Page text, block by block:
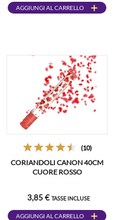
AGGIUNGI AL CARRELLO
(10)
CORIANDOLI CANON 40CM
CUORE ROSSO
3,85 € TASSE INCLUSE
AGGIUNGI AL CARRELLO